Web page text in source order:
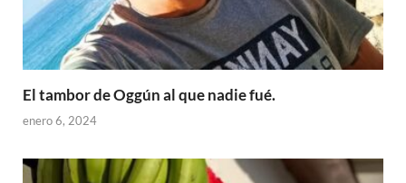
El tambor de Oggún al que nadie fué.
enero 6, 2024